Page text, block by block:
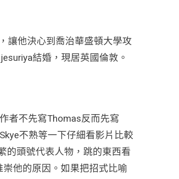
讓他決心到喬治華盛頓大學攻
結婚，現居英國倫敦。
者不先寫Thomas反而先寫
不熟等一下仔細看影片比較
的頭號代表人物，跳的東西看
他的原因。如果把招式比喻